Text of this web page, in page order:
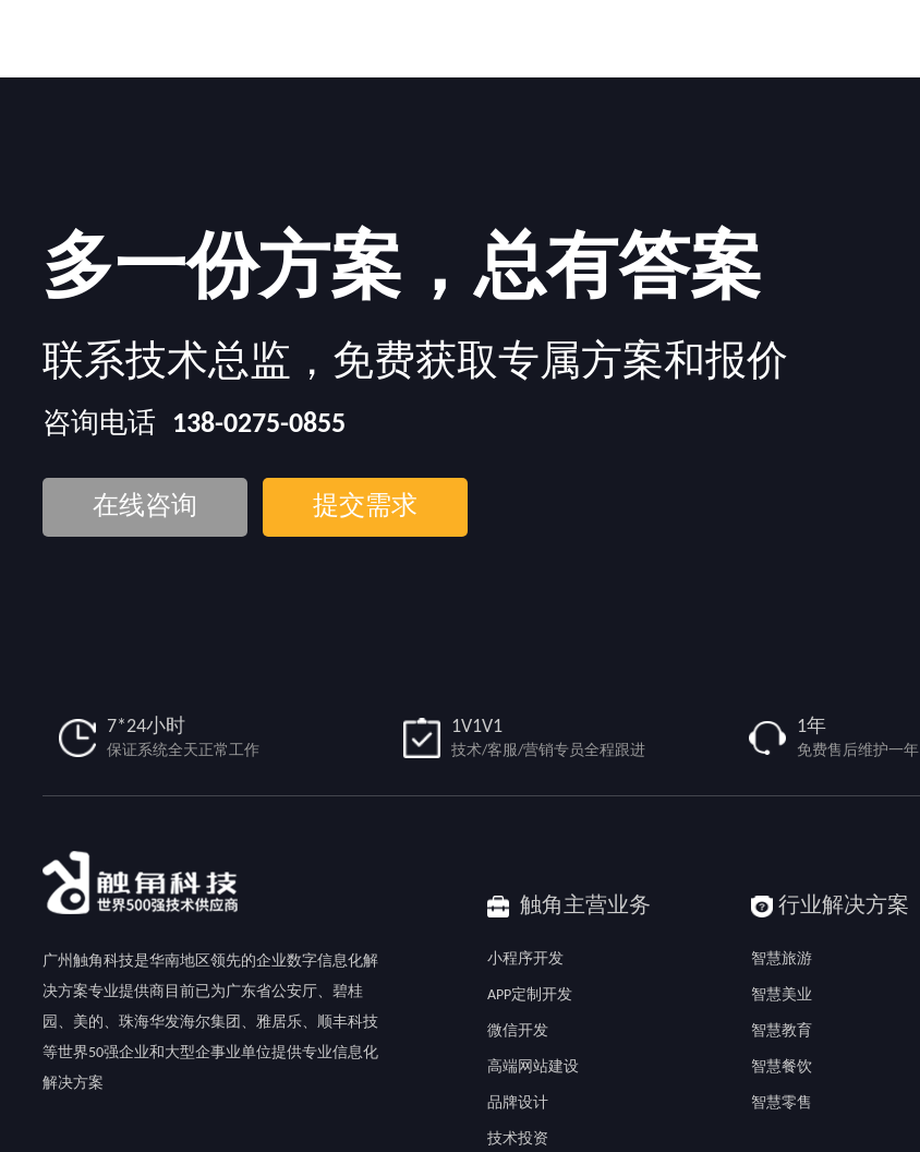
多一份方案，总有答案
联系技术总监，免费获取专属方案和报价
咨询电话 138-0275-0855
在线咨询 提交需求
7*24小时
保证系统全天正常工作
1V1V1
技术/客服/营销专员全程跟进
1年
免费售后维护一年
广州触角科技是华南地区领先的企业数字信息化解
决方案专业提供商目前已为广东省公安厅、碧桂
园、美的、珠海华发海尔集团、雅居乐、顺丰科技
等世界50强企业和大型企事业单位提供专业信息化
解决方案
触角主营业务
小程序开发
APP定制开发
微信开发
高端网站建设
品牌设计
技术投资
行业解决方案
智慧旅游
智慧美业
智慧教育
智慧餐饮
智慧零售